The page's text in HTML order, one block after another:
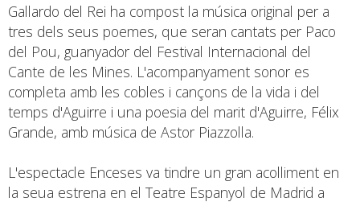
Gallardo del Rei ha compost la música original per a
tres dels seus poemes, que seran cantats per Paco
del Pou, guanyador del Festival Internacional del
Cante de les Mines. L'acompanyament sonor es
completa amb les cobles i cançons de la vida i del
temps d'Aguirre i una poesia del marit d'Aguirre, Félix
Grande, amb música de Astor Piazzolla.
L'espectacle Enceses va tindre un gran acolliment en
la seua estrena en el Teatre Espanyol de Madrid a